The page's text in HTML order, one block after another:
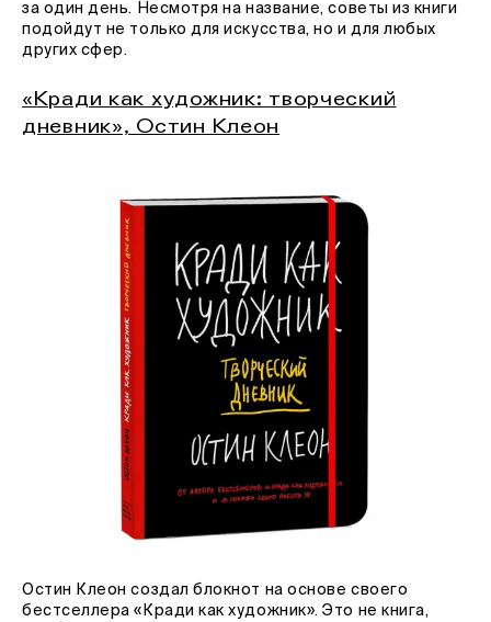
за один день. Несмотря на название, советы из книги
подойдут не только для искусства, но и для любых
других сфер.
«Кради как художник: творческий
дневник», Остин Клеон
Остин Клеон создал блокнот на основе своего
бестселлера «Кради как художник». Это не книга,